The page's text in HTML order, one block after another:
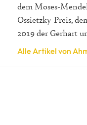
dem Moses-
Ossietzky-Preis,
2019 der Gerhart
Alle Artikel von